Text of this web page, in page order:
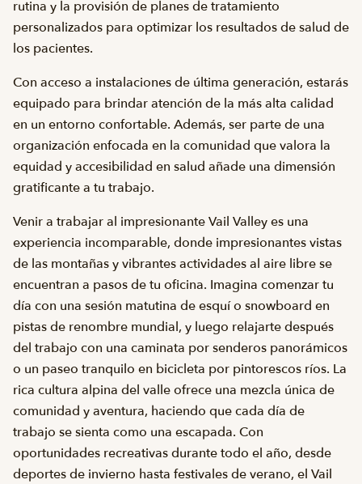
rutina y la provisión de planes de tratamiento
personalizados para optimizar los resultados de salud de
los pacientes.
Con acceso a instalaciones de última generación, estarás
equipado para brindar atención de la más alta calidad
en un entorno confortable. Además, ser parte de una
organización enfocada en la comunidad que valora la
equidad y accesibilidad en salud añade una dimensión
gratificante a tu trabajo.
Venir a trabajar al impresionante Vail Valley es una
experiencia incomparable, donde impresionantes vistas
de las montañas y vibrantes actividades al aire libre se
encuentran a pasos de tu oficina. Imagina comenzar tu
día con una sesión matutina de esquí o snowboard en
pistas de renombre mundial, y luego relajarte después
del trabajo con una caminata por senderos panorámicos
o un paseo tranquilo en bicicleta por pintorescos ríos. La
rica cultura alpina del valle ofrece una mezcla única de
comunidad y aventura, haciendo que cada día de
trabajo se sienta como una escapada. Con
oportunidades recreativas durante todo el año, desde
deportes de invierno hasta festivales de verano, el Vail